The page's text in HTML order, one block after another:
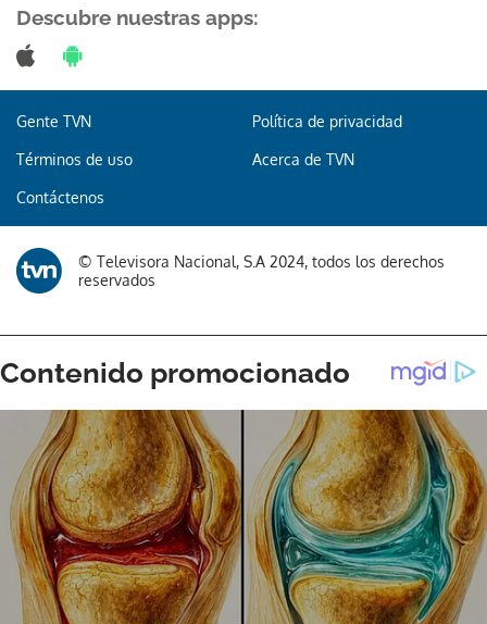
Descubre nuestras apps:
Gente TVN Política de privacidad
Términos de uso Acerca de TVN
Contáctenos
© Televisora Nacional, S.A 2024, todos los derechos
reservados